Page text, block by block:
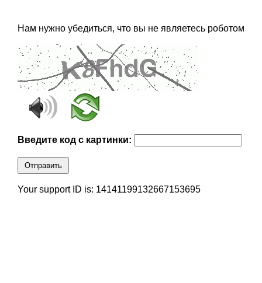
Нам нужно убедиться, что вы не являетесь роботом
Введите код с картинки:
Отправить
Your support ID is: 14141199132667153695